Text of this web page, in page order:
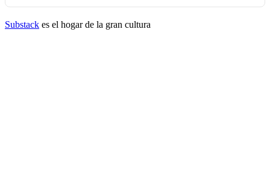
Substack es el hogar de la gran cultura